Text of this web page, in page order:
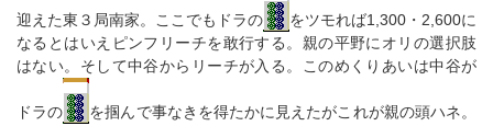
迎えた東３局南家。ここでもドラの
をツモれば1,300・2,600に
なるとはいえピンフリーチを敢行する。親の平野にオリの選択肢
はない。そして中谷からリーチが入る。このめくりあいは中谷が
ドラの
を掴んで事なきを得たかに見えたがこれが親の頭ハネ。